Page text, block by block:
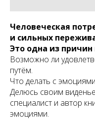
Человеческая
и сильных
Это одна из
Возможно ли
путём.
Что делать с
Делюсь своим
специалист и автор
эмоциями.